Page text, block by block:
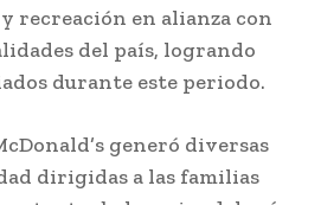
recreación en alianza con
del país, logrando
durante este periodo.
generó diversas
dirigidas a las familias